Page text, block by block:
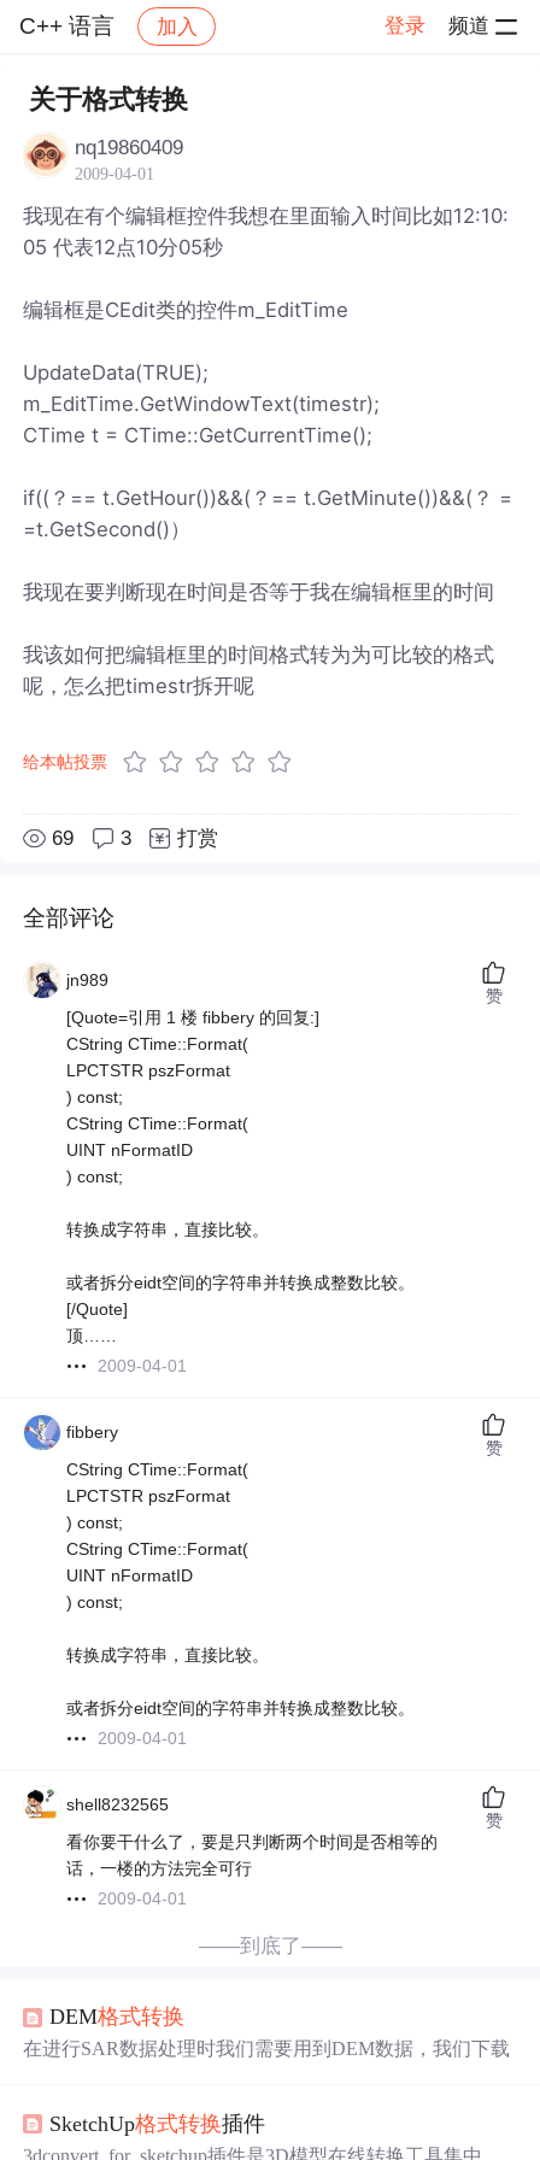
C++ 语言 加入 登录 频道
社区 C++ 语言
关于格式转换
nq19860409
2009-04-01
我现在有个编辑框控件我想在里面输入时间比如12:10:
05 代表12点10分05秒
编辑框是CEdit类的控件m_EditTime
UpdateData(TRUE);
m_EditTime.GetWindowText(timestr);
CTime t = CTime::GetCurrentTime();
if((？== t.GetHour())&&(？== t.GetMinute())&&(？ =
=t.GetSecond()）
我现在要判断现在时间是否等于我在编辑框里的时间
我该如何把编辑框里的时间格式转为为可比较的格式
呢，怎么把timestr拆开呢
给本帖投票
69 3 打赏
全部评论
jn989
[Quote=引用 1 楼 fibbery 的回复:]
CString CTime::Format(
LPCTSTR pszFormat
) const;
CString CTime::Format(
UINT nFormatID
) const;
转换成字符串，直接比较。
或者拆分eidt空间的字符串并转换成整数比较。
[/Quote]
顶……
2009-04-01
赞
fibbery
CString CTime::Format(
LPCTSTR pszFormat
) const;
CString CTime::Format(
UINT nFormatID
) const;
转换成字符串，直接比较。
或者拆分eidt空间的字符串并转换成整数比较。
2009-04-01
赞
shell8232565
看你要干什么了，要是只判断两个时间是否相等的
话，一楼的方法完全可行
2009-04-01
赞
——到底了——
DEM格式转换
在进行SAR数据处理时我们需要用到DEM数据，我们下载
SketchUp格式转换插件
3dconvert_for_sketchup插件是3D模型在线转换工具集中的